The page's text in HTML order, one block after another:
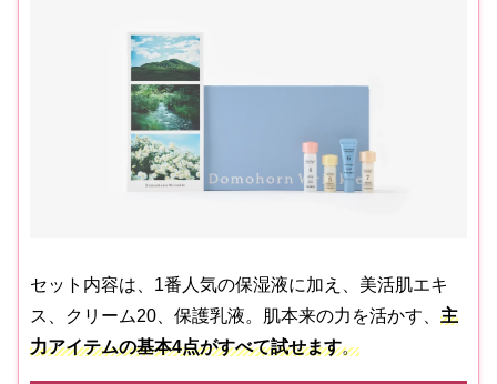
セット内容は、1番人気の保湿液に加え、美活肌エキ
ス、クリーム20、保護乳液。肌本来の力を活かす、 主
力アイテムの基本4点がすべて試せます。